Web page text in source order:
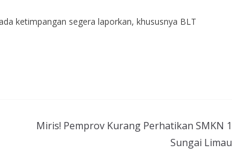
ketimpangan segera laporkan, khususnya BLT
Miris! Pemprov Kurang Perhatikan SMKN 1
Sungai Limau